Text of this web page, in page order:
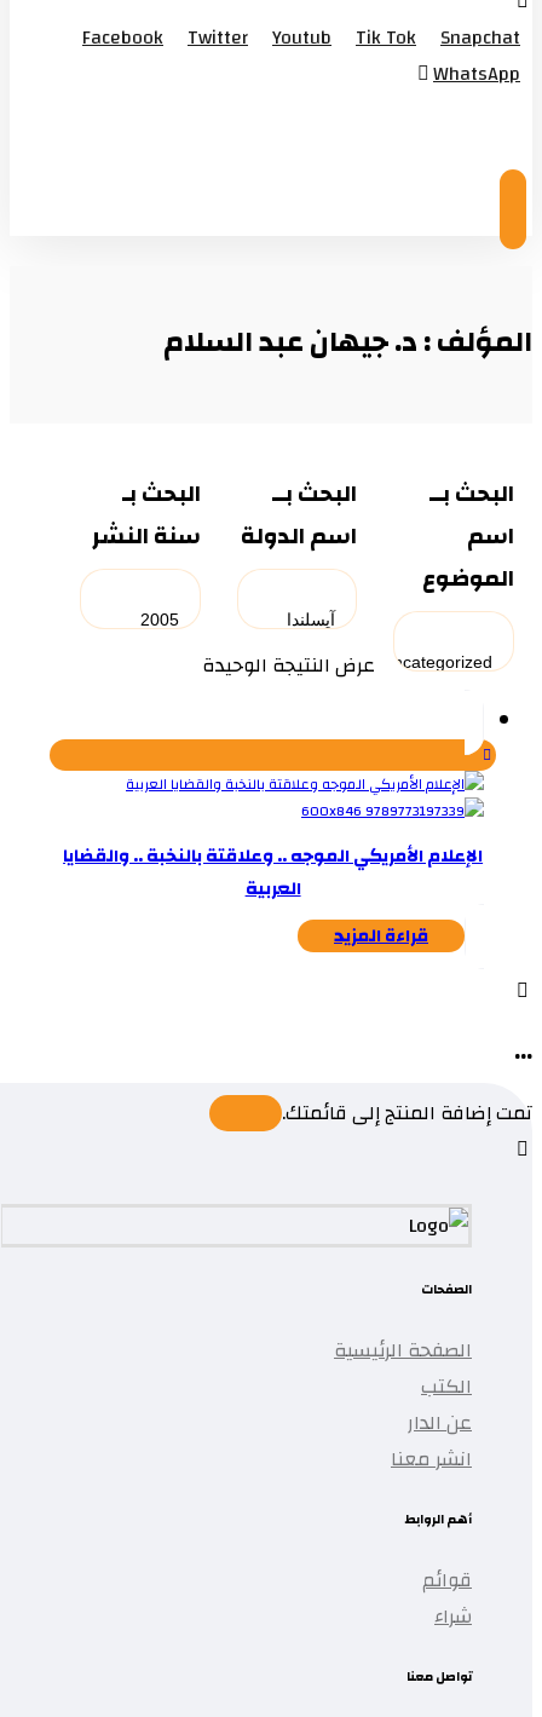
Facebook Twitter Youtub Tik Tok
Snapchat
WhatsApp
المؤلف : د. جيهان عبد السلام
البحث بــ
اسم
الموضوع
البحث بــ
اسم الدولة
البحث بـ
سنة النشر
عرض النتيجة الوحيدة
الإعلام الأمريكي الموجه .. وعلاقتة بالنخبة .. والقضايا
العربية
قراءة المزيد
...
تمت إضافة المنتج إلى قائمتك.
الصفحات
الصفحة الرئيسية
الكتب
عن الدار
انشر معنا
أهم الروابط
قوائم
شراء
تواصل معنا